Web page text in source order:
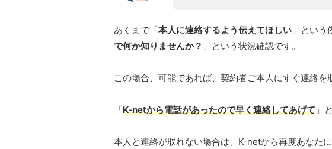
あくまで「本人に連絡するよう伝えてほしい 」という
で何か知りませんか？ 」という状況確認です。
この場合、可能であれば、契約者ご本人にすぐ連絡を
「K-netから電話があったので早く連絡してあげて 」
本人と連絡が取れない場合は、K-netから再度あなた